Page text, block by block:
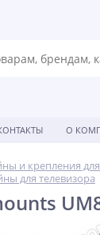
О
и крепления для
для телевизора